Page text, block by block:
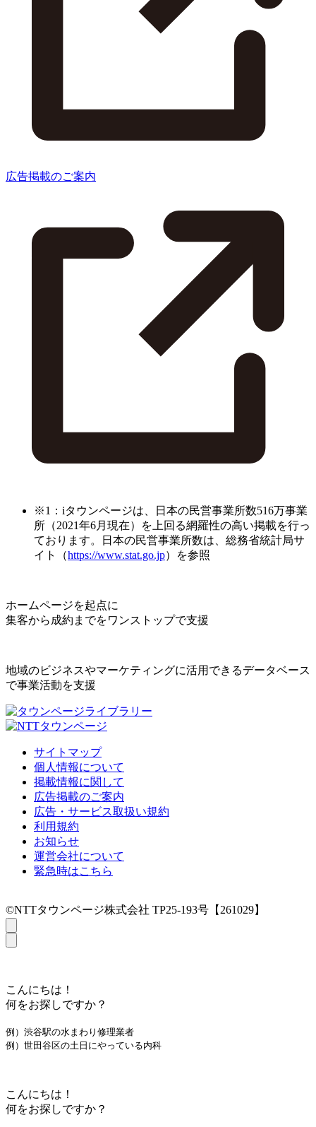
広告掲載のご案内
※1：iタウンページは、日本の民営事業所数516万事業
所（2021年6月現在）を上回る網羅性の高い掲載を行っ
ております。日本の民営事業所数は、総務省統計局サ
イト（https://www.stat.go.jp）を参照
ホームページを起点に
集客から成約までをワンストップで支援
地域のビジネスやマーケティングに活用できるデータベース
で事業活動を支援
サイトマップ
個人情報について
掲載情報に関して
広告掲載のご案内
広告・サービス取扱い規約
利用規約
お知らせ
運営会社について
緊急時はこちら
©NTTタウンページ株式会社 TP25-193号【261029】
こんにちは！
何をお探しですか？
例）渋谷駅の水まわり修理業者
例）世田谷区の土日にやっている内科
こんにちは！
何をお探しですか？